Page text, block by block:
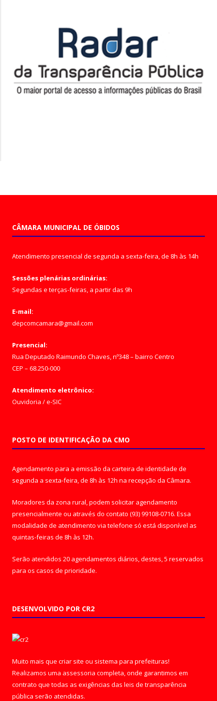
CÂMARA MUNICIPAL DE ÓBIDOS
Atendimento presencial de segunda a sexta-feira, de 8h às 14h
Sessões plenárias ordinárias:
Segundas e terças-feiras, a partir das 9h
E-mail:
depcomcamara@gmail.com
Presencial:
Rua Deputado Raimundo Chaves, nº348 – bairro Centro
CEP – 68.250-000
Atendimento eletrônico:
Ouvidoria /e-SIC
POSTO DE IDENTIFICAÇÃO DA CMO
Agendamento para a emissão da carteira de identidade de
segunda a sexta-feira, de 8h às 12h na recepção da Câmara.
Moradores da zona rural, podem solicitar agendamento
presencialmente ou através do contato (93) 99108-0716. Essa
modalidade de atendimento via telefone só está disponível as
quintas-feiras de 8h às 12h.
Serão atendidos 20 agendamentos diários, destes, 5 reservados
para os casos de prioridade.
DESENVOLVIDO POR CR2
Muito mais que criar site ou sistema para prefeituras!
Realizamos uma assessoria completa, onde garantimos em
contrato que todas as exigências das leis de transparência
pública serão atendidas.